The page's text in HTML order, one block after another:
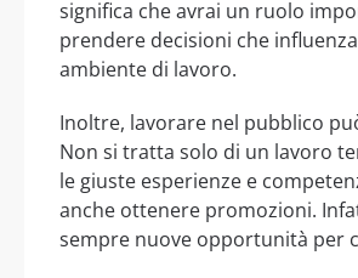
significa che avrai un ruolo
prendere decisioni che
ambiente di lavoro.
Inoltre, lavorare nel pubblico
Non si tratta solo di un lavoro
le giuste esperienze e
anche ottenere promozioni.
sempre nuove opportunità per